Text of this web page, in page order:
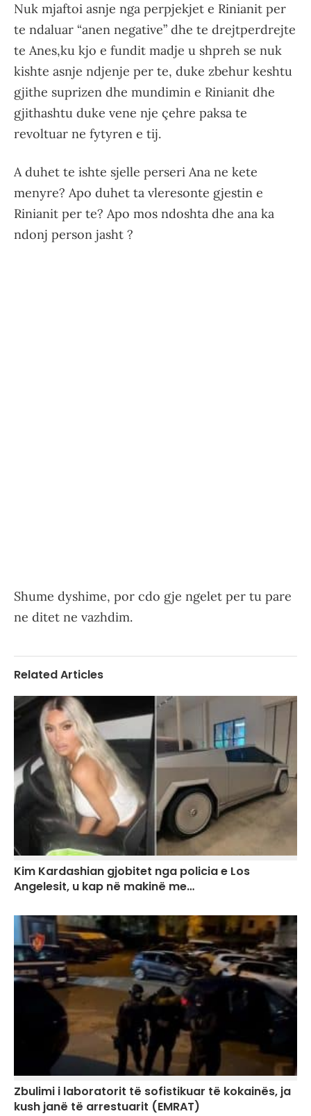
Nuk mjaftoi asnje nga perpjekjet e Rinianit per
te ndaluar “anen negative” dhe te drejtperdrejte
te Anes,ku kjo e fundit madje u shpreh se nuk
kishte asnje ndjenje per te, duke zbehur keshtu
gjithe suprizen dhe mundimin e Rinianit dhe
gjithashtu duke vene nje çehre paksa te
revoltuar ne fytyren e tij.
A duhet te ishte sjelle perseri Ana ne kete
menyre? Apo duhet ta vleresonte gjestin e
Rinianit per te? Apo mos ndoshta dhe ana ka
ndonj person jasht ?
Shume dyshime, por cdo gje ngelet per tu pare
ne ditet ne vazhdim.
Related Articles
Kim Kardashian gjobitet nga policia e Los
Angelesit, u kap në makinë me…
Zbulimi i laboratorit të sofistikuar të kokainës, ja
kush janë të arrestuarit (EMRAT)